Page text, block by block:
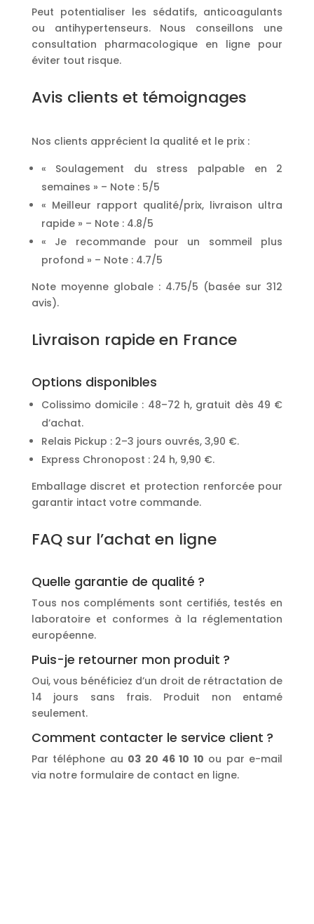
Peut potentialiser les sédatifs, anticoagulants
ou antihypertenseurs. Nous conseillons une
consultation pharmacologique en ligne pour
éviter tout risque.
Avis clients et témoignages
Nos clients apprécient la qualité et le prix :
« Soulagement du stress palpable en 2
semaines » – Note : 5/5
« Meilleur rapport qualité/prix, livraison ultra
rapide » – Note : 4.8/5
« Je recommande pour un sommeil plus
profond » – Note : 4.7/5
Note moyenne globale : 4.75/5 (basée sur 312
avis).
Livraison rapide en France
Options disponibles
Colissimo domicile : 48–72 h, gratuit dès 49 €
d’achat.
Relais Pickup : 2–3 jours ouvrés, 3,90 €.
Express Chronopost : 24 h, 9,90 €.
Emballage discret et protection renforcée pour
garantir intact votre commande.
FAQ sur l’achat en ligne
Quelle garantie de qualité ?
Tous nos compléments sont certifiés, testés en
laboratoire et conformes à la réglementation
européenne.
Puis-je retourner mon produit ?
Oui, vous bénéficiez d’un droit de rétractation de
14 jours sans frais. Produit non entamé
seulement.
Comment contacter le service client ?
Par téléphone au 03 20 46 10 10 ou par e-mail
via notre formulaire de contact en ligne.